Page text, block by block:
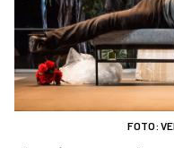
FOTO: